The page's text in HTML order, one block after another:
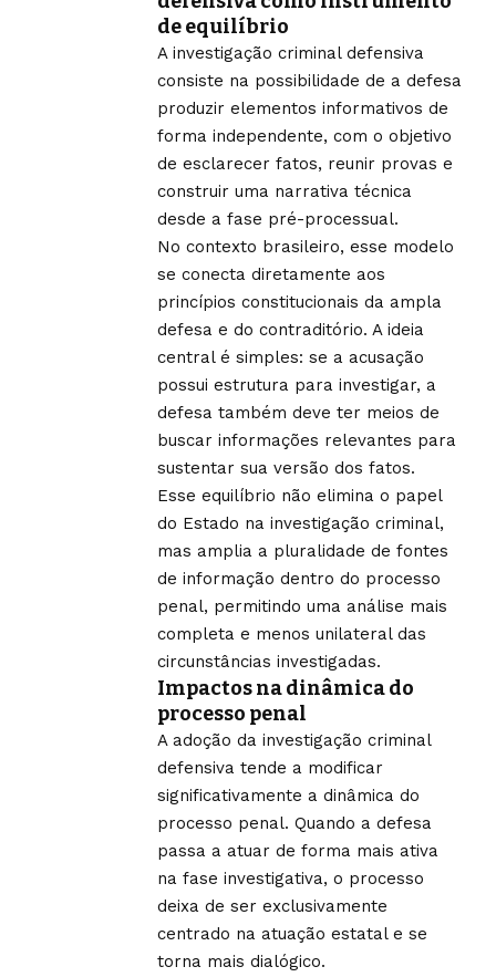
de equilíbrio
A investigação criminal defensiva
consiste na possibilidade de a defesa
produzir elementos informativos de
forma independente, com o objetivo
de esclarecer fatos, reunir provas e
construir uma narrativa técnica
desde a fase pré-processual.
No contexto brasileiro, esse modelo
se conecta diretamente aos
princípios constitucionais da ampla
defesa e do contraditório. A ideia
central é simples: se a acusação
possui estrutura para investigar, a
defesa também deve ter meios de
buscar informações relevantes para
sustentar sua versão dos fatos.
Esse equilíbrio não elimina o papel
do Estado na investigação criminal,
mas amplia a pluralidade de fontes
de informação dentro do processo
penal, permitindo uma análise mais
completa e menos unilateral das
circunstâncias investigadas.
Impactos na dinâmica do
processo penal
A adoção da investigação criminal
defensiva tende a modificar
significativamente a dinâmica do
processo penal. Quando a defesa
passa a atuar de forma mais ativa
na fase investigativa, o processo
deixa de ser exclusivamente
centrado na atuação estatal e se
torna mais dialógico.